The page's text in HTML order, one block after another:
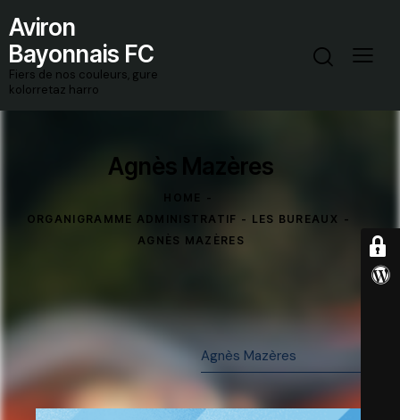
Aviron
Bayonnais FC
Fiers de nos couleurs, gure
kolorretaz harro
Agnès Mazères
ORGANIGRAMME ADMINISTRATIF - LES BUREAUX
AGNÈS MAZÈRES